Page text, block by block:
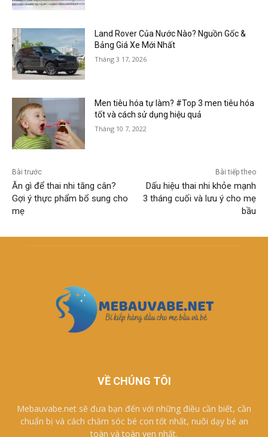
Land Rover Của Nước Nào? Nguồn Gốc &
Bảng Giá Xe Mới Nhất
Tháng 3 17, 2026
Men tiêu hóa tự làm? #Top 3 men tiêu hóa
tốt và cách sử dụng hiệu quả
Tháng 10 7, 2022
Bài trước
Ăn gì để thai nhi tăng cân?
Gợi ý thực phẩm bổ sung cho
mẹ
Bài tiếp theo
Dấu hiệu thai nhi khỏe mạnh
3 tháng cuối và lưu ý cho mẹ
bầu
VỀ CHÚNG TÔI
Mebauvabe.net sẽ đưa bạn đến với những điều cần biết, cần
chuẩn bị và cách chăm sóc bé con tốt nhất, nuôi dạy bé an
toàn và toàn vẹn nhất.